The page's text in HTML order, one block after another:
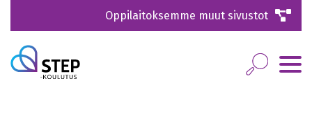
Oppilaitoksemme muut sivustot